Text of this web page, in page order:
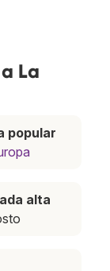
La
popular
alta